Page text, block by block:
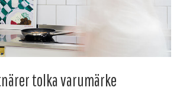
tolka varumärke